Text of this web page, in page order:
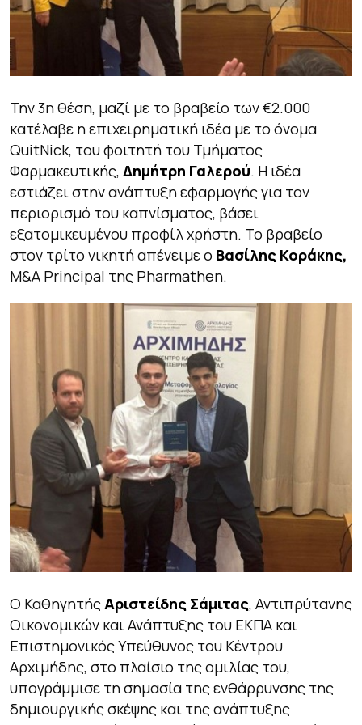
Την 3η θέση, μαζί με το βραβείο των €2.000
κατέλαβε η επιχειρηματική ιδέα με το όνομα
QuitNick, του φοιτητή του Τμήματος
Φαρμακευτικής, Δημήτρη Γαλερού. Η ιδέα
εστιάζει στην ανάπτυξη εφαρμογής για τον
περιορισμό του καπνίσματος, βάσει
εξατομικευμένου προφίλ χρήστη. Το βραβείο
στον τρίτο νικητή απένειμε ο Βασίλης Κοράκης,
M&A Principal της Pharmathen.
Ο Καθηγητής Αριστείδης Σάμιτας, Αντιπρύτανης
Οικονομικών και Ανάπτυξης του ΕΚΠΑ και
Επιστημονικός Υπεύθυνος του Κέντρου
Αρχιμήδης, στο πλαίσιο της ομιλίας του,
υπογράμμισε τη σημασία της ενθάρρυνσης της
δημιουργικής σκέψης και της ανάπτυξης